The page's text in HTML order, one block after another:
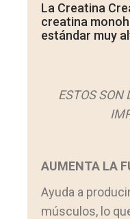
La Creatina
creatina
estándar muy
ESTOS SON
AUMENTA LA
Ayuda a
músculos, lo